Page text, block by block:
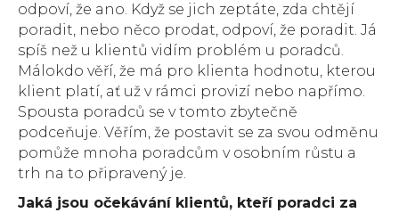
odpoví, že ano. Když se jich zeptáte, zda chtějí
poradit, nebo něco prodat, odpoví, že poradit. Já
spíš než u klientů vidím problém u poradců.
Málokdo věří, že má pro klienta hodnotu, kterou
klient platí, ať už v rámci provizí nebo napřímo.
Spousta poradců se v tomto zbytečně
podceňuje. Věřím, že postavit se za svou odměnu
pomůže mnoha poradcům v osobním růstu a
trh na to připravený je.
Jaká jsou očekávání klientů, kteří poradci za